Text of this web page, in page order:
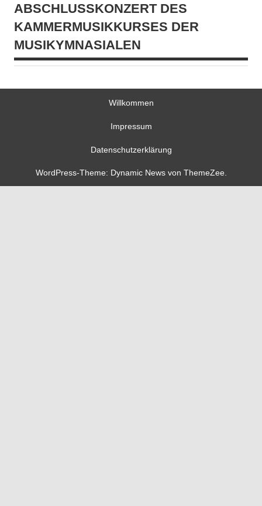
ABSCHLUSSKONZERT DES
KAMMERMUSIKKURSES DER
MUSIKYMNASIALEN
Willkommen
Impressum
Datenschutzerklärung
WordPress-Theme: Dynamic News von ThemeZee.